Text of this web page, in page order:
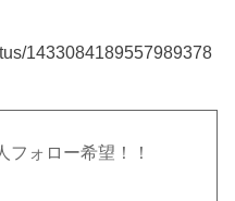
1433084189557989378
フォロー希望！！